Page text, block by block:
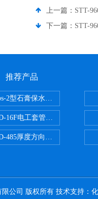
上一篇： STT-
下一篇： STT-
推荐产品
2型石膏保水率测定仪粉刷
16F电工套管恒温水浴管材
485厚度方向性钢板拉伸试验
公司 版权所有 技术支持：